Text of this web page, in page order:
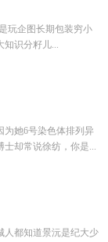
玩企图长期包装穷小
知识分籽儿...
为她6号染色体排列异
却常说徐纺，你是...
人都知道景沅是纪大少